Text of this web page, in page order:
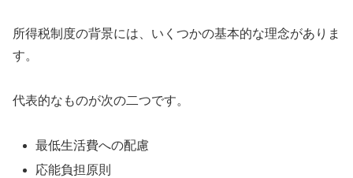
所得税制度の背景には、いくつかの基本的な理念がありま
す。
代表的なものが次の二つです。
最低生活費への配慮
応能負担原則